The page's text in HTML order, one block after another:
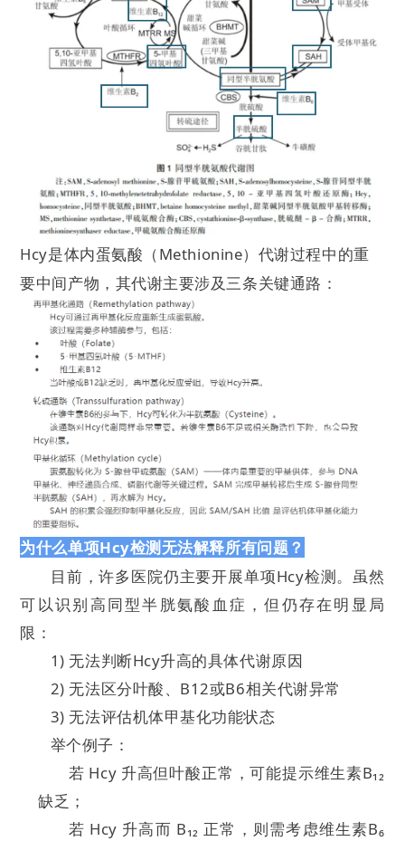
Hcy是体内蛋氨酸（Methionine）代谢过程中的重
要中间产物，其代谢主要涉及三条关键通路：
为什么单项Hcy检测无法解释所有问题？
目前，许多医院仍主要开展单项Hcy检测。虽然
可以识别高同型半胱氨酸血症，但仍存在明显局
限：
1) 无法判断Hcy升高的具体代谢原因
2) 无法区分叶酸、B12或B6相关代谢异常
3) 无法评估机体甲基化功能状态
举个例子：
若 Hcy 升高但叶酸正常，可能提示维生素B₁₂
缺乏；
若 Hcy 升高而 B₁₂ 正常，则需考虑维生素B₆